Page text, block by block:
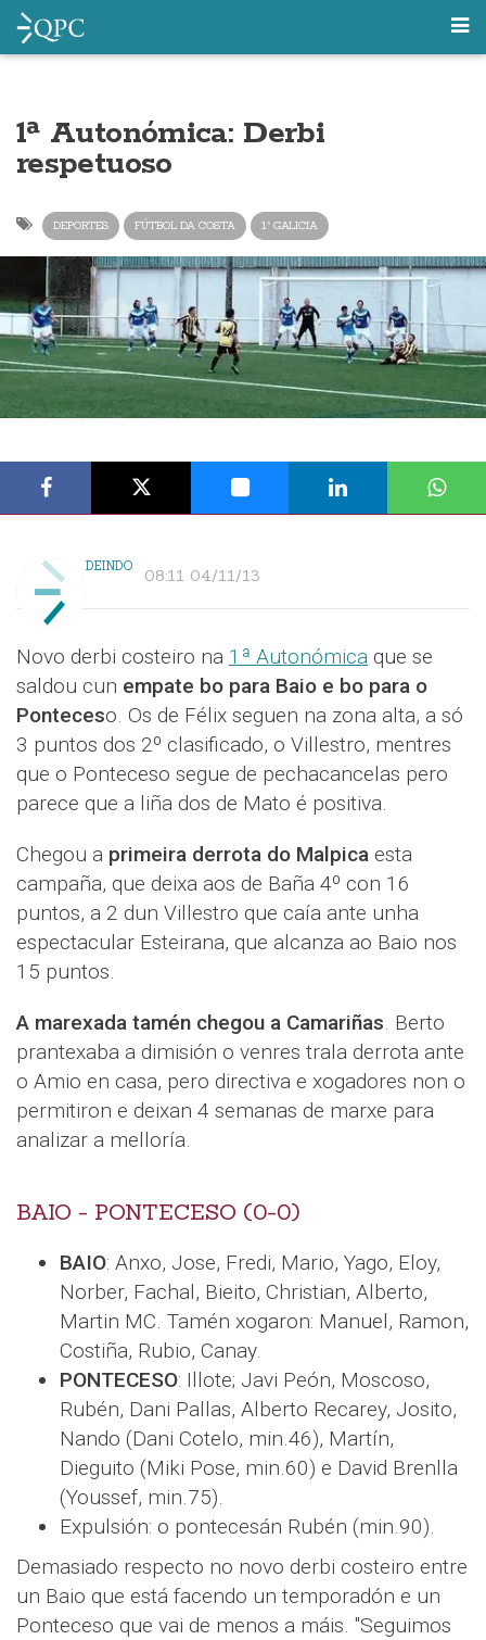
1ª Autonómica: Derbi
respetuoso
DEPORTES FÚTBOL DA COSTA 1ª GALICIA
DEINDO 08:11 04/11/13
Novo derbi costeiro na 1ª Autonómica que se
saldou cun empate bo para Baio e bo para o
Ponteceso. Os de Félix seguen na zona alta, a só
3 puntos dos 2º clasificado, o Villestro, mentres
que o Ponteceso segue de pechacancelas pero
parece que a liña dos de Mato é positiva.
Chegou a primeira derrota do Malpica esta
campaña, que deixa aos de Baña 4º con 16
puntos, a 2 dun Villestro que caía ante unha
espectacular Esteirana, que alcanza ao Baio nos
15 puntos.
A marexada tamén chegou a Camariñas. Berto
prantexaba a dimisión o venres trala derrota ante
o Amio en casa, pero directiva e xogadores non o
permitiron e deixan 4 semanas de marxe para
analizar a melloría.
BAIO - PONTECESO (0-0)
BAIO: Anxo, Jose, Fredi, Mario, Yago, Eloy,
Norber, Fachal, Bieito, Christian, Alberto,
Martin MC. Tamén xogaron: Manuel, Ramon,
Costiña, Rubio, Canay.
PONTECESO: Illote; Javi Peón, Moscoso,
Rubén, Dani Pallas, Alberto Recarey, Josito,
Nando (Dani Cotelo, min.46), Martín,
Dieguito (Miki Pose, min.60) e David Brenlla
(Youssef, min.75).
Expulsión: o pontecesán Rubén (min.90).
Demasiado respecto no novo derbi costeiro entre
un Baio que está facendo un temporadón e un
Ponteceso que vai de menos a máis. "Seguimos